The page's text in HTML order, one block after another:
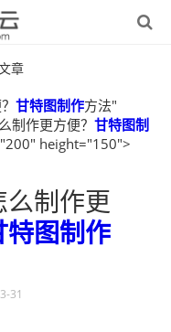
章
甘特图制作方法"
制作更方便？ 甘特图制
height="150">
么制作更
特图制作
31